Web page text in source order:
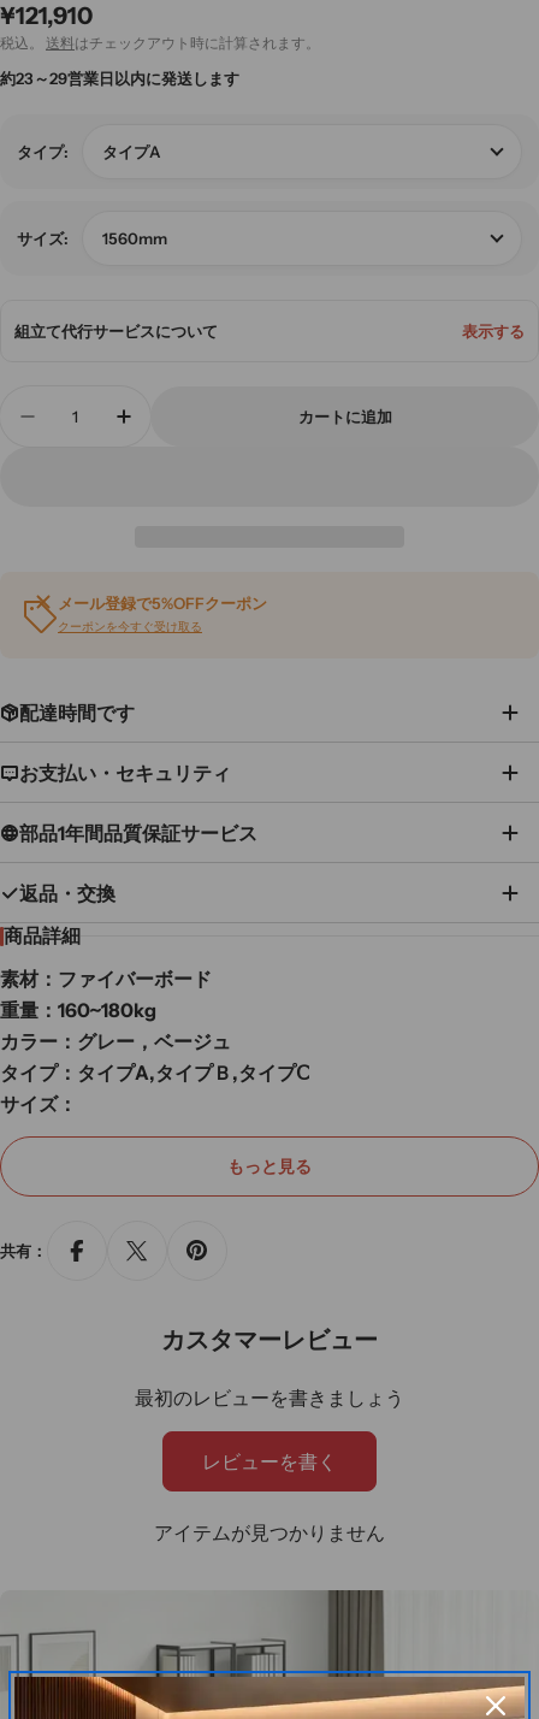
通
常
価
¥121,910
税込。 送料はチェックアウト時に計算されます。
約23～29営業日以内に発送します
タイプ: タイプA
サイズ: 1560mm
組立て代行サービスについて 表示する
二人用ベッド ベッド 落ち着いた雰囲気 跳ね
二人用ベッド ベッド 落ち着いた雰囲
カートに追加
メール登録で5%OFFクーポン
クーポンを今すぐ受け取る
配達時間です
お支払い・セキュリティ
部品1年間品質保証サービス
返品・交換
商品詳細
素材：ファイバーボード
重量：160~180kg
カラー：グレー，ベージュ
タイプ：タイプA,タイプＢ,タイプⅭ
サイズ：
2205*1560*1055mm,2205*1860*1055mm,
2186*1560*1035mm,2186*1860*1035mm
組み立て：必要
カスタマイズ項目：サイズ タイプ
二人用ベッド ，カスタマイズ，家具 ，新規利用者割引
機能のアップグレード，お手頃価格，家具組立代行サービス
もっと見る
共有：
カスタマーレビュー
最初のレビューを書きましょう
レビューを書く
アイテムが見つかりません